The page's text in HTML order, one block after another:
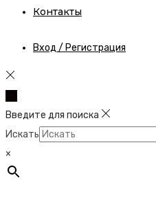
Контакты
Вход / Регистрация
Введите для поиска
Искать
×